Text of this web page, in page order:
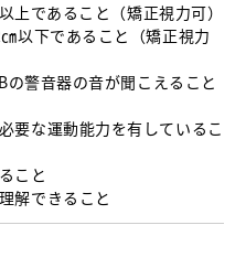
であること （矯正視力可）
以下であること（矯正視力
警音器の音が聞こえること
要な運動能力を有しているこ
こと
解できること